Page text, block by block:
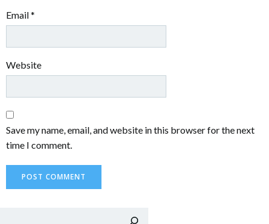
Email*
Website
Save my name, email, and website in this browser for the next
time I comment.